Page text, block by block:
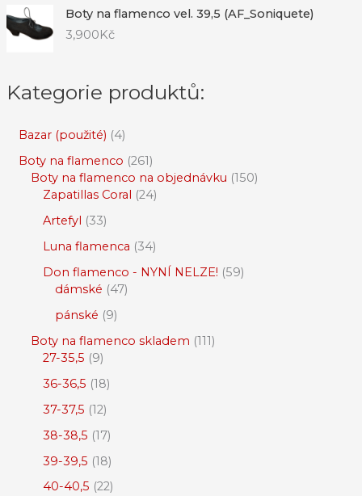
Boty na flamenco vel. 39,5 (AF_Soniquete)
3,900Kč
Kategorie produktů:
Bazar (použité) 4
Boty na flamenco 261
Boty na flamenco na objednávku 150
Zapatillas Coral 24
Artefyl 33
Luna flamenca 34
Don flamenco - NYNÍ NELZE! 59
dámské 47
pánské 9
Boty na flamenco skladem 111
27-35,5 9
36-36,5 18
37-37,5 12
38-38,5 17
39-39,5 18
40-40,5 22